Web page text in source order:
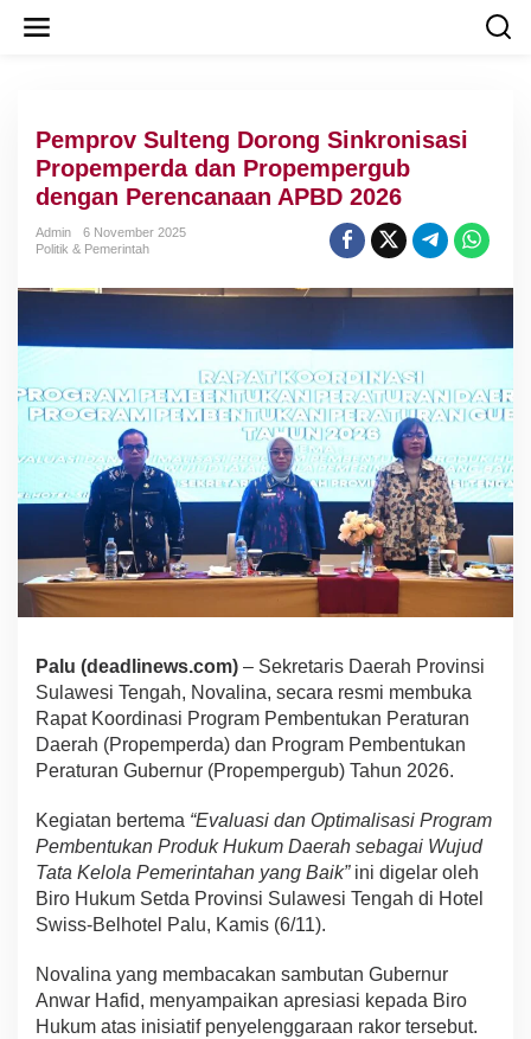
Pemprov Sulteng Dorong Sinkronisasi
Propemperda dan Propempergub
dengan Perencanaan APBD 2026
Admin
6 November 2025
Politik & Pemerintah
Palu (deadlinews.com) – Sekretaris Daerah Provinsi
Sulawesi Tengah, Novalina, secara resmi membuka
Rapat Koordinasi Program Pembentukan Peraturan
Daerah (Propemperda) dan Program Pembentukan
Peraturan Gubernur (Propempergub) Tahun 2026.
Kegiatan bertema “Evaluasi dan Optimalisasi Program
Pembentukan Produk Hukum Daerah sebagai Wujud
Tata Kelola Pemerintahan yang Baik” ini digelar oleh
Biro Hukum Setda Provinsi Sulawesi Tengah di Hotel
Swiss-Belhotel Palu, Kamis (6/11).
Novalina yang membacakan sambutan Gubernur
Anwar Hafid, menyampaikan apresiasi kepada Biro
Hukum atas inisiatif penyelenggaraan rakor tersebut.